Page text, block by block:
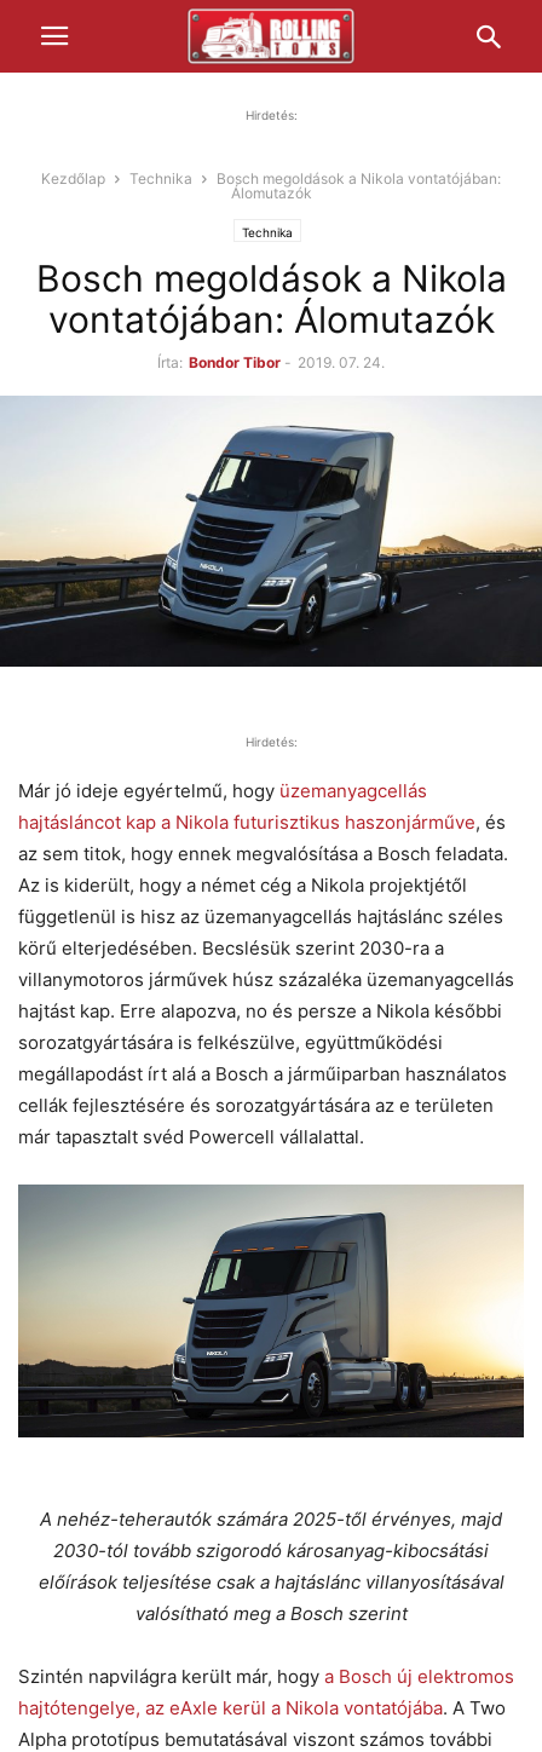
Hirdetés:
Kezdőlap Technika
Bosch megoldások a Nikola vontatójában:
Álomutazók
Technika
Bosch megoldások a Nikola
vontatójában: Álomutazók
Írta: Bondor Tibor - 2019. 07. 24.
Hirdetés:
Már jó ideje egyértelmű, hogy üzemanyagcellás
hajtásláncot kap a Nikola futurisztikus haszonjárműve, és
az sem titok, hogy ennek megvalósítása a Bosch feladata.
Az is kiderült, hogy a német cég a Nikola projektjétől
függetlenül is hisz az üzemanyagcellás hajtáslánc széles
körű elterjedésében. Becslésük szerint 2030-ra a
villanymotoros járművek húsz százaléka üzemanyagcellás
hajtást kap. Erre alapozva, no és persze a Nikola későbbi
sorozatgyártására is felkészülve, együttműködési
megállapodást írt alá a Bosch a járműiparban használatos
cellák fejlesztésére és sorozatgyártására az e területen
már tapasztalt svéd Powercell vállalattal.
A nehéz-teherautók számára 2025-től érvényes, majd
2030-tól tovább szigorodó károsanyag-kibocsátási
előírások teljesítése csak a hajtáslánc villanyosításával
valósítható meg a Bosch szerint
Szintén napvilágra került már, hogy a Bosch új elektromos
hajtótengelye, az eAxle kerül a Nikola vontatójába. A Two
Alpha prototípus bemutatásával viszont számos további